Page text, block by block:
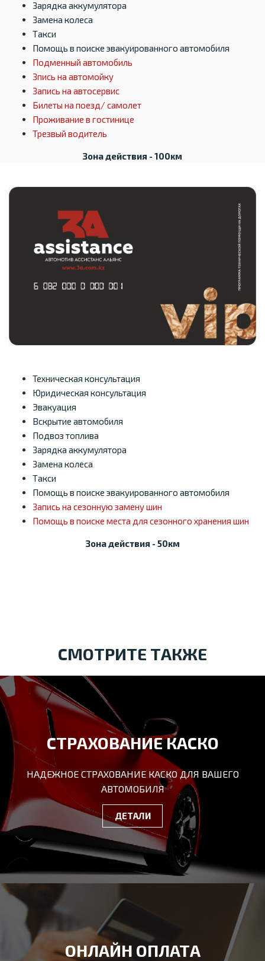
Зарядка аккумулятора
Замена колеса
Такси
Помощь в поиске эвакуированного автомобиля
Подменный автомобиль
Зпись на автомойку
Запись на автосервис
Билеты на поезд/ самолет
Проживание в гостинице
Трезвый водитель
Зона действия - 100км
Техническая консультация
Юридическая консультация
Эвакуация
Вскрытие автомобиля
Подвоз топлива
Зарядка аккумулятора
Замена колеса
Такси
Помощь в поиске эвакуированного автомобиля
Запись на сезонную замену шин
Помощь в поиске места для сезонного хранения шин
Зона действия - 50км
СМОТРИТЕ ТАКЖЕ
СТРАХОВАНИЕ КАСКО
НАДЕЖНОЕ СТРАХОВАНИЕ КАСКО ДЛЯ ВАШЕГО
АВТОМОБИЛЯ
ДЕТАЛИ
ОНЛАЙН ОПЛАТА